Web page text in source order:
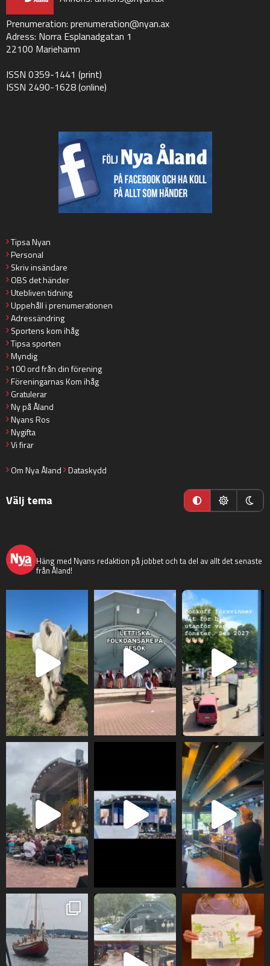
Prenumeration: prenumeration@nyan.ax
Adress: Norra Esplanadgatan 1
22100 Mariehamn
ISSN 0359-1441 (print)
ISSN 2490-1628 (online)
Tipsa Nyan
Personal
Skriv insändare
OBS det händer
Utebliven tidning
Uppehåll i prenumerationen
Adressändring
Sportens kom ihåg
Tipsa sporten
Myndig
100 ord från din förening
Föreningarnas Kom ihåg
Gratulerar
Ny på Åland
Nyans Ros
Nygifta
Vi firar
Om Nya Åland Dataskydd
Välj tema
Häng med Nyans redaktion på jobbet och ta del av allt det senaste
från Åland!